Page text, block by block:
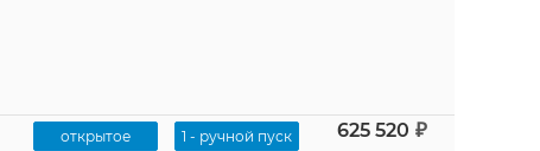
открытое 1 - ручной пуск 625 520 ₽